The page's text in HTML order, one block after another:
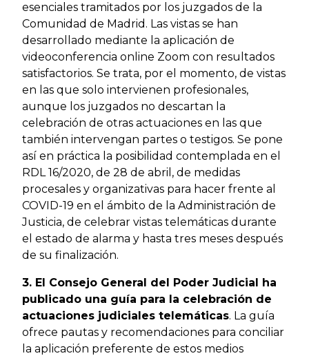
esenciales tramitados por los juzgados de la
Comunidad de Madrid. Las vistas se han
desarrollado mediante la aplicación de
videoconferencia online Zoom con resultados
satisfactorios. Se trata, por el momento, de vistas
en las que solo intervienen profesionales,
aunque los juzgados no descartan la
celebración de otras actuaciones en las que
también intervengan partes o testigos. Se pone
así en práctica la posibilidad contemplada en el
RDL 16/2020, de 28 de abril, de medidas
procesales y organizativas para hacer frente al
COVID-19 en el ámbito de la Administración de
Justicia, de celebrar vistas telemáticas durante
el estado de alarma y hasta tres meses después
de su finalización.
3. El Consejo General del Poder Judicial ha
publicado una guía para la celebración de
actuaciones judiciales telemáticas. La guía
ofrece pautas y recomendaciones para conciliar
la aplicación preferente de estos medios